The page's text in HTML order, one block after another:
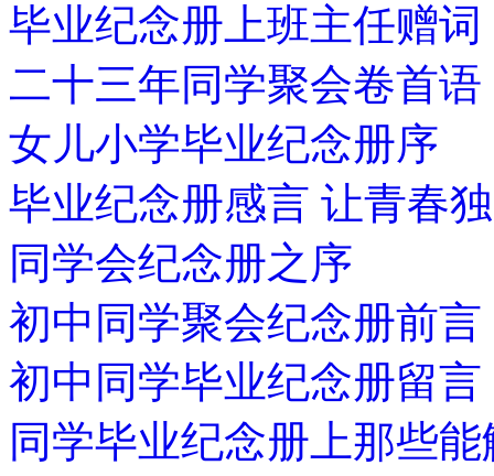
毕业纪念册上班主任赠词
二十三年同学聚会卷首语
女儿小学毕业纪念册序
毕业纪念册感言 让青春
同学会纪念册之序
初中同学聚会纪念册前言
初中同学毕业纪念册留言
同学毕业纪念册上那些